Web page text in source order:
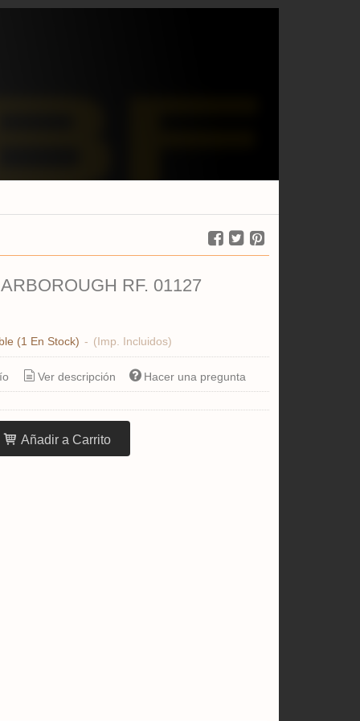
RF. 01127
(1 En Stock) - (Imp. Incluidos)
Ver descripción Hacer una pregunta
Añadir a Carrito